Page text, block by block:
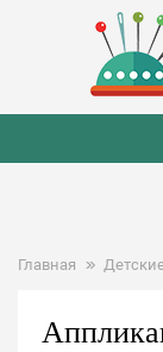
Главная